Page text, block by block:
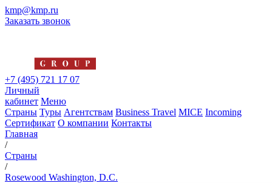
kmp@kmp.ru
Заказать звонок
+7 (495) 721 17 07
Личный
кабинет Меню
Страны Туры Агентствам Business Travel MICE Incoming
Сертификат О компании Контакты
Главная
/
Страны
/
Rosewood Washington, D.C.